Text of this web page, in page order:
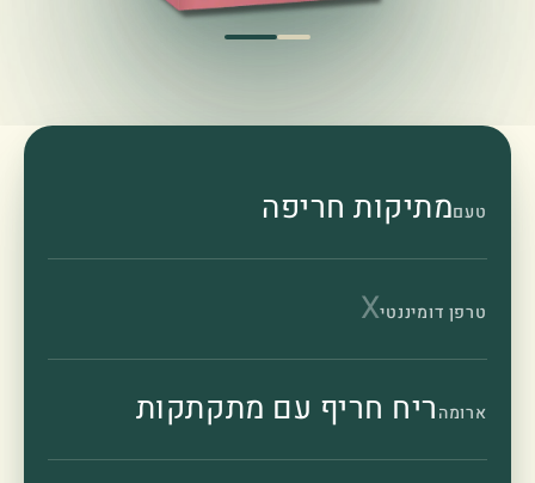
טעםמתיקות חריפה
טרפן דומיננטיX
ארומהריח חריף עם מתקתקות